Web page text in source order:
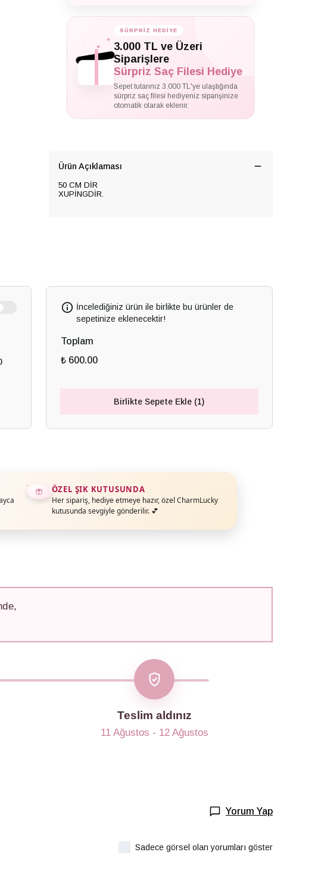
✦
✦
SÜRPRİZ HEDİYE
3.000 TL ve Üzeri
Siparişlere
Sürpriz Saç Filesi Hediye
Sepet tutarınız 3.000 TL'ye ulaştığında
sürpriz saç filesi hediyeniz siparişinize
otomatik olarak eklenir.
Ürün Açıklaması
50 CM DİR
XUPİNGDİR.
İncelediğiniz ürün ile birlikte bu ürünler de
sepetinize eklenecektir!
Toplam
₺ 600.00
Birlikte Sepete Ekle (1)
ÖZEL ŞIK KUTUSUNDA
Her sipariş, hediye etmeye hazır, özel CharmLucky
kutusunda sevgiyle gönderilir. 💕
Teslim aldınız
11 Ağustos - 12 Ağustos
Yorum Yap
Sadece görsel olan yorumları göster